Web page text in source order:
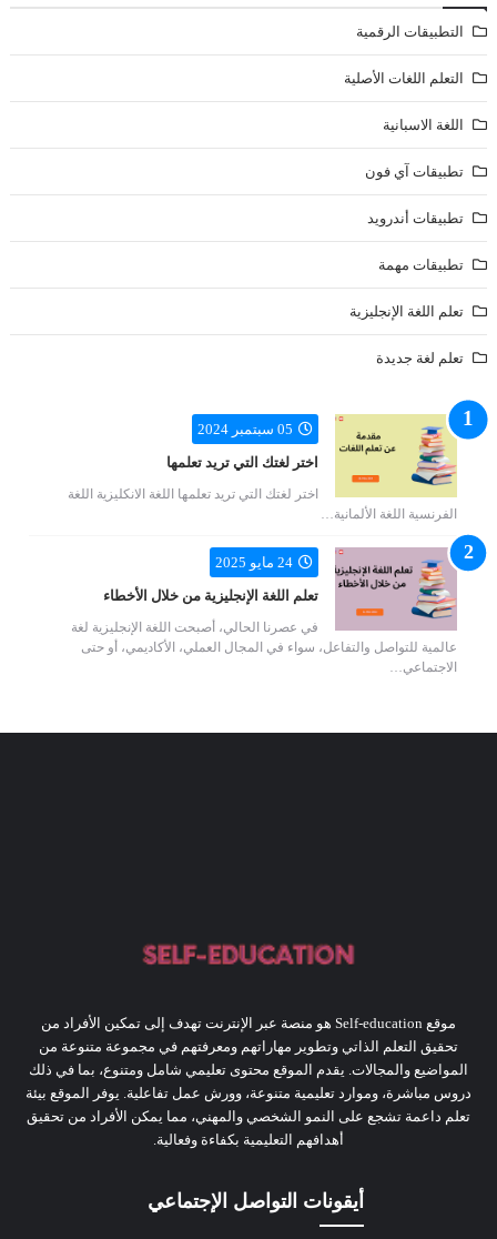
التطبيقات الرقمية
التعلم اللغات الأصلية
اللغة الاسبانية
تطبيقات آي فون
تطبيقات أندرويد
تطبيقات مهمة
تعلم اللغة الإنجليزية
تعلم لغة جديدة
05 سبتمبر 2024
اختر لغتك التي تريد تعلمها
اختر لغتك التي تريد تعلمها اللغة الانكليزية اللغة
الفرنسية اللغة الألمانية…
24 مايو 2025
تعلم اللغة الإنجليزية من خلال الأخطاء
في عصرنا الحالي، أصبحت اللغة الإنجليزية لغة
عالمية للتواصل والتفاعل، سواء في المجال العملي، الأكاديمي، أو حتى
الاجتماعي…
موقع Self-education هو منصة عبر الإنترنت تهدف إلى تمكين الأفراد من
تحقيق التعلم الذاتي وتطوير مهاراتهم ومعرفتهم في مجموعة متنوعة من
المواضيع والمجالات. يقدم الموقع محتوى تعليمي شامل ومتنوع، بما في ذلك
دروس مباشرة، وموارد تعليمية متنوعة، وورش عمل تفاعلية. يوفر الموقع بيئة
تعلم داعمة تشجع على النمو الشخصي والمهني، مما يمكن الأفراد من تحقيق
أهدافهم التعليمية بكفاءة وفعالية.
أيقونات التواصل الإجتماعي